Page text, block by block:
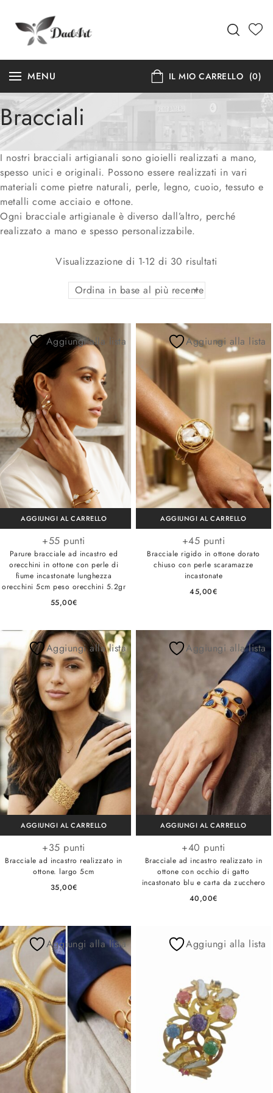
MENU IL MIO CARRELLO (0)
Bracciali
I nostri bracciali artigianali sono gioielli realizzati a mano,
spesso unici e originali. Possono essere realizzati in vari
materiali come pietre naturali, perle, legno, cuoio, tessuto e
metalli come acciaio e ottone.
Ogni bracciale artigianale è diverso dall’altro, perché
realizzato a mano e spesso personalizzabile.
Visualizzazione di 1-12 di 30 risultati
Ordina in base al più recente
AGGIUNGI AL CARRELLO
Aggiungi alla lista
+55 punti
Parure bracciale ad incastro ed
orecchini in ottone con perle di
fiume incastonate lunghezza
orecchini 5cm peso orecchini 5.2gr
55,00€
AGGIUNGI AL CARRELLO
Aggiungi alla lista
+45 punti
Bracciale rigido in ottone dorato
chiuso con perle scaramazze
incastonate
45,00€
AGGIUNGI AL CARRELLO
Aggiungi alla lista
+35 punti
Bracciale ad incastro realizzato in
ottone. largo 5cm
35,00€
AGGIUNGI AL CARRELLO
Aggiungi alla lista
+40 punti
Bracciale ad incastro realizzato in
ottone con occhio di gatto
incastonato blu e carta da zucchero
40,00€
Aggiungi alla lista Aggiungi alla lista